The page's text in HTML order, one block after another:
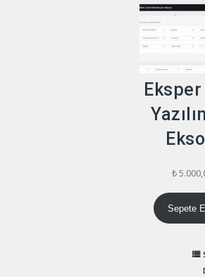
₺
Sepete